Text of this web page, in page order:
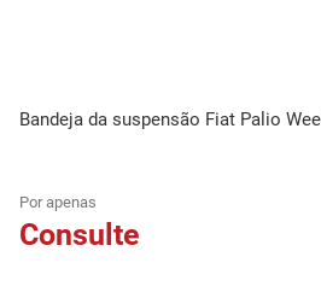
Bandeja da suspensão Fiat Palio
Por apenas
Consulte